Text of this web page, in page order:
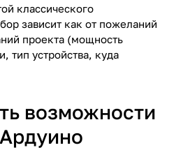
классического
зависит как от пожеланий
проекта (мощность
тип устройства, куда
возможности